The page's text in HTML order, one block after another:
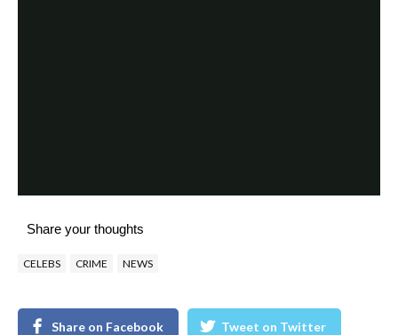
Share your thoughts
CELEBS CRIME NEWS
Share on Facebook Tweet on Twitter